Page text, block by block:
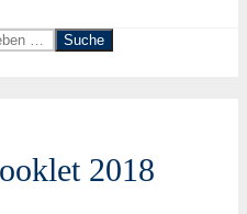
Suche
2018